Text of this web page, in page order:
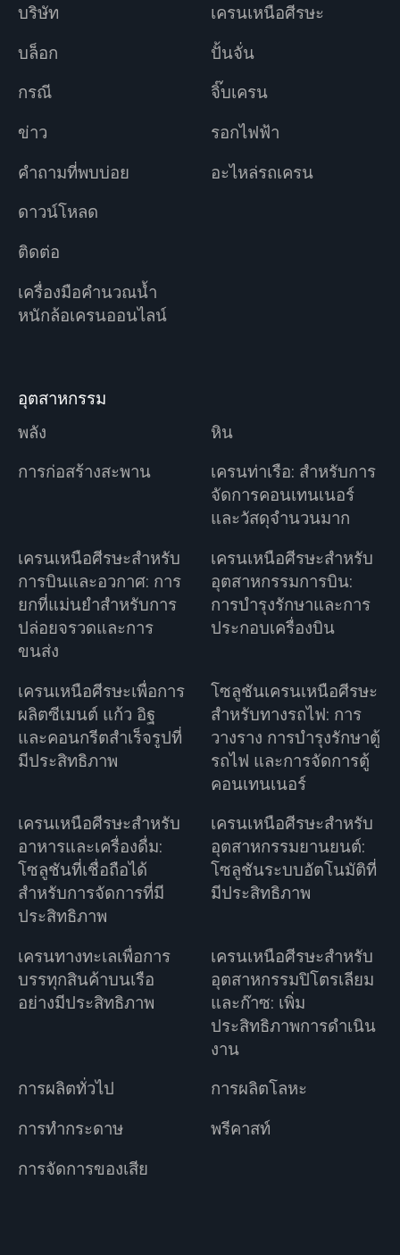
บริษัท
บล็อก
กรณี
ข่าว
คำถามที่พบบ่อย
ดาวน์โหลด
ติดต่อ
เครื่องมือคำนวณน้ำ
หนักล้อเครนออนไลน์
เครนเหนือศีรษะ
ปั้นจั่น
จิ๊บเครน
รอกไฟฟ้า
อะไหล่รถเครน
อุตสาหกรรม
พลัง
หิน
การก่อสร้างสะพาน
เครนท่าเรือ: สำหรับการ
จัดการคอนเทนเนอร์
และวัสดุจำนวนมาก
เครนเหนือศีรษะสำหรับ
การบินและอวกาศ: การ
ยกที่แม่นยำสำหรับการ
ปล่อยจรวดและการ
ขนส่ง
เครนเหนือศีรษะสำหรับ
อุตสาหกรรมการบิน:
การบำรุงรักษาและการ
ประกอบเครื่องบิน
เครนเหนือศีรษะเพื่อการ
ผลิตซีเมนต์ แก้ว อิฐ
และคอนกรีตสำเร็จรูปที่
มีประสิทธิภาพ
โซลูชันเครนเหนือศีรษะ
สำหรับทางรถไฟ: การ
วางราง การบำรุงรักษาตู้
รถไฟ และการจัดการตู้
คอนเทนเนอร์
เครนเหนือศีรษะสำหรับ
อาหารและเครื่องดื่ม:
โซลูชันที่เชื่อถือได้
สำหรับการจัดการที่มี
ประสิทธิภาพ
เครนเหนือศีรษะสำหรับ
อุตสาหกรรมยานยนต์:
โซลูชันระบบอัตโนมัติที่
มีประสิทธิภาพ
เครนทางทะเลเพื่อการ
บรรทุกสินค้าบนเรือ
อย่างมีประสิทธิภาพ
เครนเหนือศีรษะสำหรับ
อุตสาหกรรมปิโตรเลียม
และก๊าซ: เพิ่ม
ประสิทธิภาพการดำเนิน
งาน
การผลิตทั่วไป
การผลิตโลหะ
การทำกระดาษ
พรีคาสท์
การจัดการของเสีย